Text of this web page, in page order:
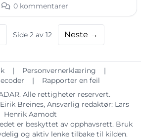
0 kommentarer
Side 2 av 12 Neste →
| Personvernerklæring
|
|
Rapporter en feil
. Alle rettigheter reservert.
Eirik Breines, Ansvarlig redaktør: Lars
Henrik Aamodt
er beskyttet av opphavsrett. Bruk
og aktiv lenke tilbake til kilden.